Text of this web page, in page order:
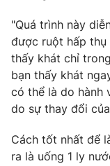
Khán giả
Giải sao mai
Sao
Du lịch
Làm đẹp
Chất lượng cuộc
Giáo dục
Tuyển sinh
Học trực tuyến
Công nghệ
Hitech Công
Sản phẩm
Thị trường
Giao lưu trực
Lịch phát sóng
"Quá trình này
được ruột hấp thụ
thấy khát chỉ
bạn thấy khát
có thể là do hành
do sự thay đổi
Cách tốt nhất để
ra là uống 1 ly